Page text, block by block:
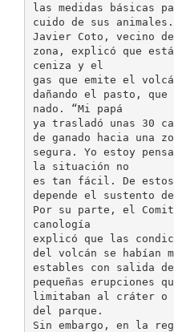
las medidas básicas
cuido de sus animales.
Javier Coto, vecino
zona, explicó que
ceniza y el
gas que emite el
dañando el pasto,
nado. “Mi papá
ya trasladó unas 30
de ganado hacia una
segura. Yo estoy
la situación no
es tan fácil. De estos
depende el sustento
Por su parte, el
canología
explicó que las
del volcán se habían
estables con salida
pequeñas erupciones
limitaban al cráter o
del parque.
Sin embargo, en la